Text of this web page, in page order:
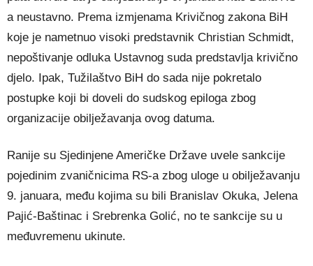
a neustavno. Prema izmjenama Krivičnog zakona BiH
koje je nametnuo visoki predstavnik Christian Schmidt,
nepoštivanje odluka Ustavnog suda predstavlja krivično
djelo. Ipak, Tužilaštvo BiH do sada nije pokretalo
postupke koji bi doveli do sudskog epiloga zbog
organizacije obilježavanja ovog datuma.
Ranije su Sjedinjene Američke Države uvele sankcije
pojedinim zvaničnicima RS-a zbog uloge u obilježavanju
9. januara, među kojima su bili Branislav Okuka, Jelena
Pajić-Baštinac i Srebrenka Golić, no te sankcije su u
međuvremenu ukinute.